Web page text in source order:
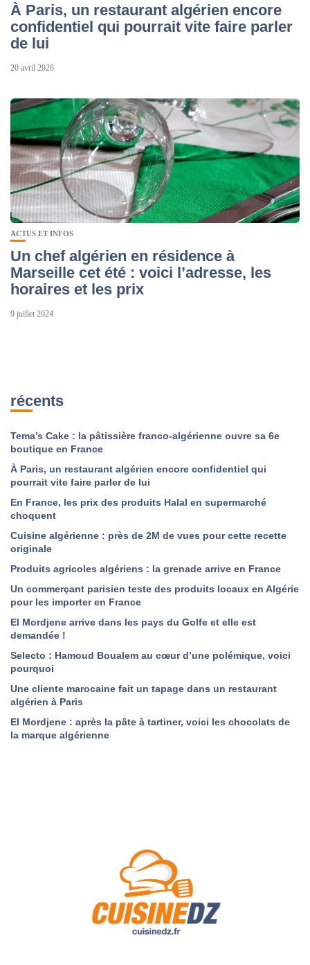
À Paris, un restaurant algérien encore
confidentiel qui pourrait vite faire parler
de lui
20 avril 2026
ACTUS ET INFOS
Un chef algérien en résidence à
Marseille cet été : voici l’adresse, les
horaires et les prix
9 juillet 2024
récents
Tema’s Cake : la pâtissière franco-algérienne ouvre sa 6e
boutique en France
À Paris, un restaurant algérien encore confidentiel qui
pourrait vite faire parler de lui
En France, les prix des produits Halal en supermarché
choquent
Cuisine algérienne : près de 2M de vues pour cette recette
originale
Produits agricoles algériens : la grenade arrive en France
Un commerçant parisien teste des produits locaux en Algérie
pour les importer en France
El Mordjene arrive dans les pays du Golfe et elle est
demandée !
Selecto : Hamoud Boualem au cœur d’une polémique, voici
pourquoi
Une cliente marocaine fait un tapage dans un restaurant
algérien à Paris
El Mordjene : après la pâte à tartiner, voici les chocolats de
la marque algérienne